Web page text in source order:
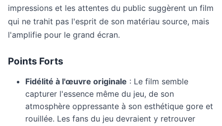
impressions et les attentes du public suggèrent un film
qui ne trahit pas l'esprit de son matériau source, mais
l'amplifie pour le grand écran.
Points Forts
Fidélité à l'œuvre originale : Le film semble
capturer l'essence même du jeu, de son
atmosphère oppressante à son esthétique gore et
rouillée. Les fans du jeu devraient y retrouver